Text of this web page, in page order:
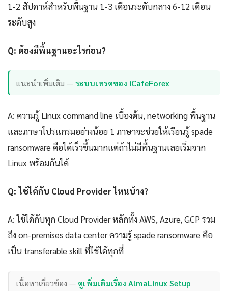
1-2 สัปดาห์สำหรับพื้นฐาน 1-3 เดือนระดับกลาง 6-12 เดือน
ระดับสูง
Q: ต้องมีพื้นฐานอะไรก่อน?
แนะนำเพิ่มเติม —ระบบเทรดของ iCafeForex
A: ความรู้ Linux command line เบื้องต้น, networking พื้นฐาน
และภาษาโปรแกรมอย่างน้อย 1 ภาษาจะช่วยให้เรียนรู้ spade
ransomware คือได้เร็วขึ้นมากแต่ถ้าไม่มีพื้นฐานเลยเริ่มจาก
Linux พร้อมกันได้
Q: ใช้ได้กับ Cloud Provider ไหนบ้าง?
A: ใช้ได้กับทุก Cloud Provider หลักทั้ง AWS, Azure, GCP รวม
ถึง on-premises data center ความรู้ spade ransomware คือ
เป็น transferable skill ที่ใช้ได้ทุกที่
เนื้อหาเกี่ยวข้อง — ดูเพิ่มเติมเรื่อง AlmaLinux Setup